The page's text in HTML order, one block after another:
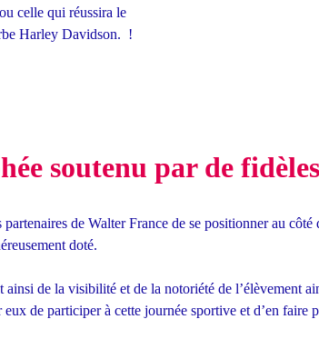
celle qui réussira le
Harley Davidson. !
soutenu par de
de Walter France de se positionner au
doté.
ainsi de la visibilité et de la notoriété de l’élèvement
eux de participer à cette journée sportive et d’en faire